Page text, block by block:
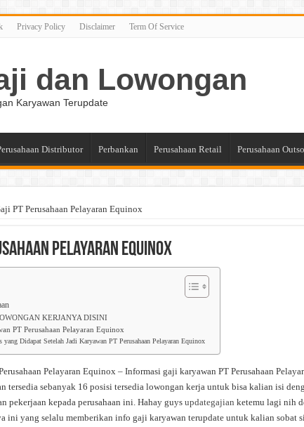
Privacy Policy Disclaimer Term Of Service
dan Lowongan
Karyawan Terupdate
Distributor Perbankan Perusahaan Retail Perusahaan
PT Perusahaan Pelayaran Equinox
Pelayaran Equinox
KERJANYA DISINI
PT Perusahaan Pelayaran Equinox
yang Didapat Setelah Jadi Karyawan PT Perusahaan Pelayaran Equinox
Pelayaran Equinox – Informasi gaji karyawan PT Perusahaan
tersedia sebanyak 16 posisi tersedia lowongan kerja untuk bisa kalian isi
pekerjaan kepada perusahaan ini. Hahay guys updategajian ketemu lagi nih
ini yang selalu memberikan info gaji karyawan terupdate untuk kalian sobat